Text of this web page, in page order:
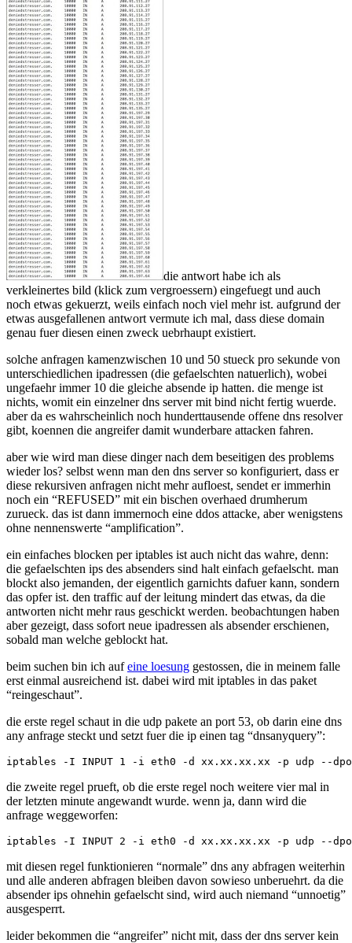
die antwort habe ich als
verkleinertes bild (klick zum vergroessern) eingefuegt und auch
noch etwas gekuerzt, weils einfach noch viel mehr ist. aufgrund der
etwas ausgefallenen antwort vermute ich mal, dass diese domain
genau fuer diesen einen zweck uebrhaupt existiert.
solche anfragen kamenzwischen 10 und 50 stueck pro sekunde von
unterschiedlichen ipadressen (die gefaelschten natuerlich), wobei
ungefaehr immer 10 die gleiche absende ip hatten. die menge ist
nichts, womit ein einzelner dns server mit bind nicht fertig wuerde.
aber da es wahrscheinlich noch hunderttausende offene dns resolver
gibt, koennen die angreifer damit wunderbare attacken fahren.
aber wie wird man diese dinger nach dem beseitigen des problems
wieder los? selbst wenn man den dns server so konfiguriert, dass er
diese rekursiven anfragen nicht mehr aufloest, sendet er immerhin
noch ein “REFUSED” mit ein bischen overhaed drumherum
zurueck. das ist dann immernoch eine ddos attacke, aber wenigstens
ohne nennenswerte “amplification”.
ein einfaches blocken per iptables ist auch nicht das wahre, denn:
die gefaelschten ips des absenders sind halt einfach gefaelscht. man
blockt also jemanden, der eigentlich garnichts dafuer kann, sondern
das opfer ist. den traffic auf der leitung mindert das etwas, da die
antworten nicht mehr raus geschickt werden. beobachtungen haben
aber gezeigt, dass sofort neue ipadressen als absender erschienen,
sobald man welche geblockt hat.
beim suchen bin ich aufeine loesung gestossen, die in meinem falle
erst einmal ausreichend ist. dabei wird mit iptables in das paket
“reingeschaut”.
die erste regel schaut in die udp pakete an port 53, ob darin eine dns
any anfrage steckt und setzt fuer die ip einen tag “dnsanyquery”:
die zweite regel prueft, ob die erste regel noch weitere vier mal in
der letzten minute angewandt wurde. wenn ja, dann wird die
anfrage weggeworfen:
mit diesen regel funktionieren “normale” dns any abfragen weiterhin
und alle anderen abfragen bleiben davon sowieso unberuehrt. da die
absender ips ohnehin gefaelscht sind, wird auch niemand “unnoetig”
ausgesperrt.
leider bekommen die “angreifer” nicht mit, dass der dns server kein